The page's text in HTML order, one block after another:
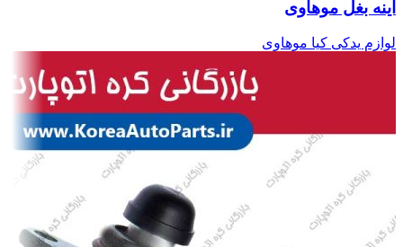
آینه بغل موهاوی
لوازم یدکی کیا موهاوی